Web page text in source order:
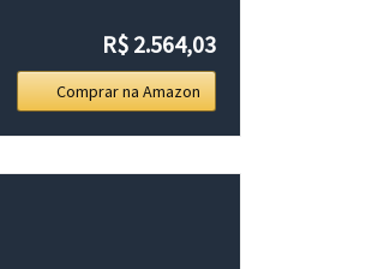
R$ 2.564,03
Comprar na Amazon